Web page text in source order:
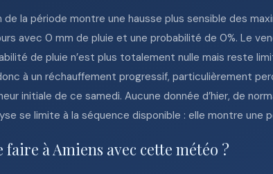
de la période montre une hausse plus sensible des
avec 0 mm de pluie et une probabilité de 0%. Le
de pluie n’est plus totalement nulle mais reste
à un réchauffement progressif, particulièrement
initiale de ce samedi. Aucune donnée d’hier, de
se limite à la séquence disponible : elle montre
faire à Amiens avec cette météo ?